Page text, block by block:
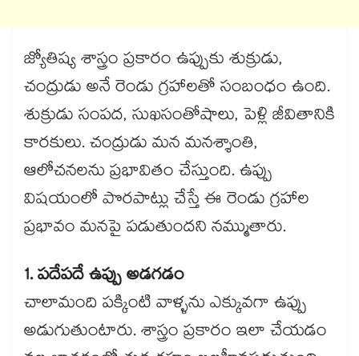
జ్యోతిష్య శాస్త్రం ప్రకారం ఉప్పుకు శుక్రుడు,
చంద్రుడు అనే రెండు గ్రహాలతో సంబంధం ఉంది.
శుక్రుడు సంపద, సుఖసంతోషాలు, పెళ్లి జీవితానికి
కారకులు. చంద్రుడు మన మనశ్శాంతి,
ఆలోచనలను ప్రభావితం చేస్తుంది. ఉప్పు
విషయంలో పొరపాట్లు చేస్తే ఈ రెండు గ్రహాల
ప్రభావం మనపై పడుతుందని నమ్ముతారు.
1. పదేపదే ఉప్పు అడగడం
చాలామంది పక్కింటి వాళ్ళను ఎక్కువగా ఉప్పు
అడుగుతుంటారు. శాస్త్రం ప్రకారం ఇలా చేయడం